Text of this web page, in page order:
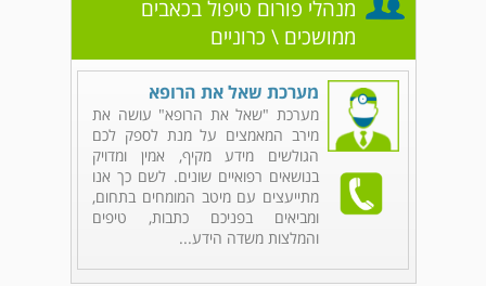
מנהלי פורום טיפול בכאבים
ממושכים \ כרוניים
מערכת שאל את הרופא
מערכת "שאל את הרופא" עושה את
מירב המאמצים על מנת לספק לכם
הגולשים מידע מקיף, אמין ומדויק
בנושאים רפואיים שונים. לשם כך אנו
מתייעצים עם מיטב המומחים בתחום,
ומביאים בפניכם כתבות, טיפים
והמלצות משדה הידע...